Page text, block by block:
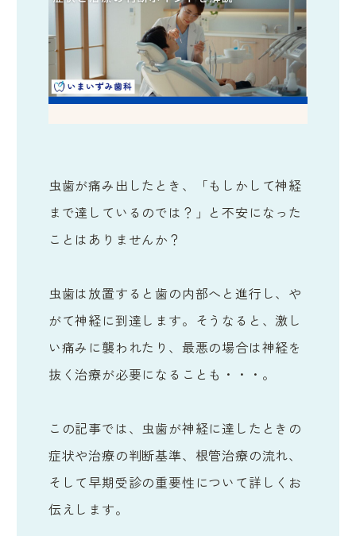
虫歯が痛み出したとき、「もしかして神経
まで達しているのでは？」と不安になった
ことはありませんか？
虫歯は放置すると歯の内部へと進行し、や
がて神経に到達します。そうなると、激し
い痛みに襲われたり、最悪の場合は神経を
抜く治療が必要になることも・・・。
この記事では、虫歯が神経に達したときの
症状や治療の判断基準、根管治療の流れ、
そして早期受診の重要性について詳しくお
伝えします。